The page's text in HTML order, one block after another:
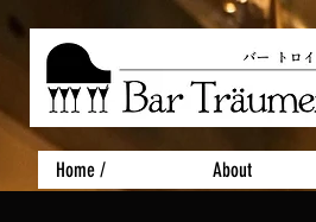
Home / About